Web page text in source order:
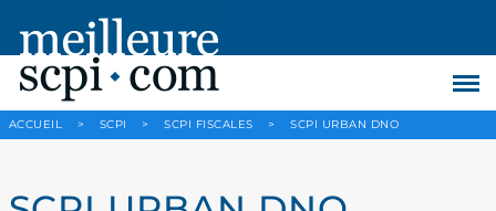
ACCUEIL > SCPI > SCPI FISCALES > SCPI URBAN DNO